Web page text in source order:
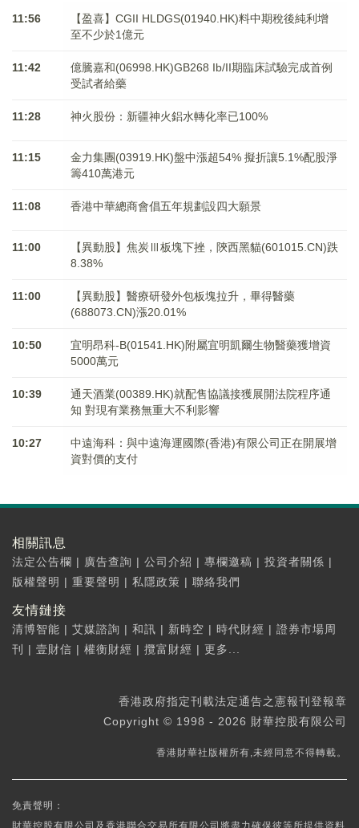
11:56
【盈喜】CGII HLDGS(01940.HK)料中期稅後純利增
至不少於1億元
11:42
億騰嘉和(06998.HK)GB268 Ib/II期臨床試驗完成首例
受試者給藥
11:28 神火股份：新疆神火鋁水轉化率已100%
11:15
金力集團(03919.HK)盤中漲超54% 擬折讓5.1%配股淨
籌410萬港元
11:08 香港中華總商會倡五年規劃設四大願景
11:00
【異動股】焦炭Ⅲ板塊下挫，陝西黑貓(601015.CN)跌
8.38%
11:00
【異動股】醫療研發外包板塊拉升，畢得醫藥
(688073.CN)漲20.01%
10:50
宜明昂科-B(01541.HK)附屬宜明凱爾生物醫藥獲增資
5000萬元
10:39
通天酒業(00389.HK)就配售協議接獲展開法院程序通
知 對現有業務無重大不利影響
10:27
中遠海科：與中遠海運國際(香港)有限公司正在開展增
資對價的支付
相關訊息
法定公告欄 | 廣告查詢 | 公司介紹 | 專欄邀稿 | 投資者關係 |
版權聲明 | 重要聲明 | 私隱政策 | 聯絡我們
友情鏈接
清博智能 | 艾媒諮詢 | 和訊 | 新時空 | 時代財經 | 證券市場周
刊
| 壹財信 | 權衡財經 | 攬富財經 | 更多...
香港政府指定刊載法定通告之憲報刊登報章
Copyright © 1998 - 2026 財華控股有限公司
香港財華社版權所有,未經同意不得轉載。
免責聲明：